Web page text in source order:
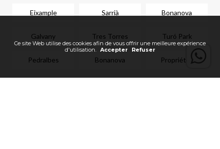
Eixample Sarrià Bonanova
Galvany Tres Torres Turó Park
Pedralbes Bonanova Propriétés